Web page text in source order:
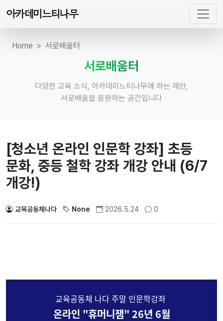
아카데미느티나무
Home 서로배움터
서로배움터
다양한 교육 소식, 아카데미느티나무에 하는 제안,
서로배움을 응원하는 공간입니다
[청소년 온라인 인문학 강좌] 초등
문화, 중등 철학 강좌 개강 안내 (6/7
개강!)
교육공동체나다 None 2026.5.24 0
교육공동체 나다 주말 인문학강좌
온라인 "휴머니잼" 26년 6월